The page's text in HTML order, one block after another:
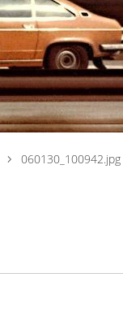
060130_100942.jpg